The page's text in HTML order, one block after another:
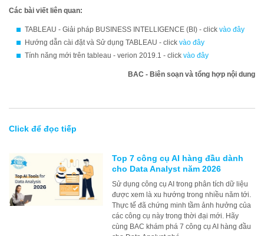
Các bài viết liên quan:
TABLEAU - Giải pháp BUSINESS INTELLIGENCE (BI) - click vào đây
Hướng dẫn cài đặt và Sử dụng TABLEAU - click vào đây
Tính năng mới trên tableau - verion 2019.1 - click vào đây
BAC - Biên soạn và tổng hợp nội dung
Click để đọc tiếp
Top 7 công cụ AI hàng đầu dành
cho Data Analyst năm 2026
Sử dụng công cụ AI trong phân tích dữ liệu
được xem là xu hướng trong nhiều năm tới.
Thực tế đã chứng minh tầm ảnh hưởng của
các công cụ này trong thời đại mới. Hãy
cùng BAC khám phá 7 công cụ AI hàng đầu